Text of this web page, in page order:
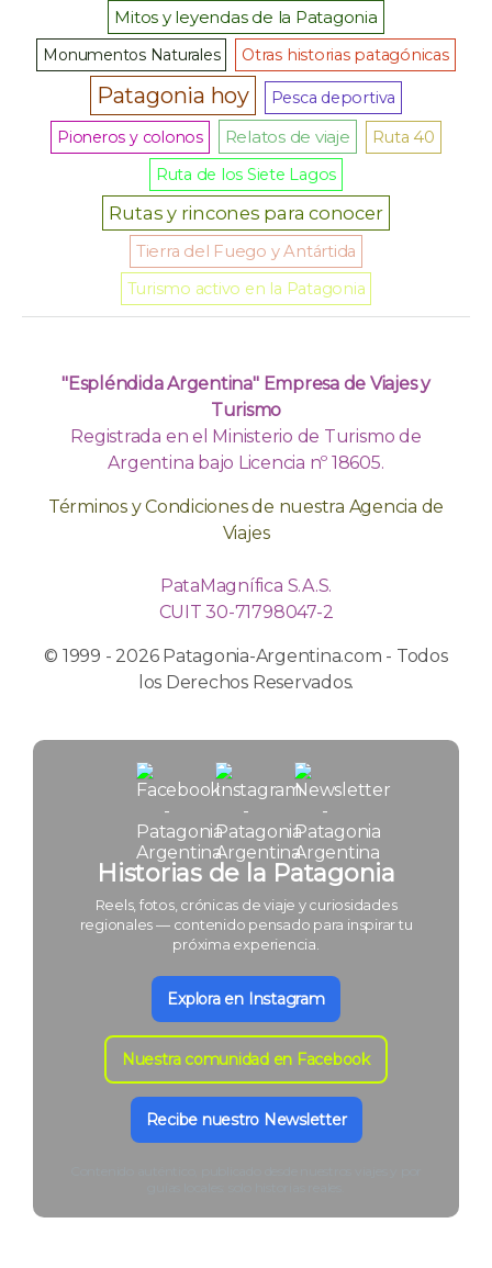
Mitos y leyendas de la Patagonia
Monumentos Naturales Otras historias patagónicas
Patagonia hoy
Pesca deportiva
Pioneros y colonos
Relatos de viaje
Ruta 40
Ruta de los Siete Lagos
Rutas y rincones para conocer
Tierra del Fuego y Antártida
Turismo activo en la Patagonia
"Espléndida Argentina" Empresa de Viajes y
Turismo
Registrada en el Ministerio de Turismo de
Argentina bajo Licencia nº 18605.
Términos y Condiciones de nuestra Agencia de
Viajes
PataMagnífica S.A.S.
CUIT 30-71798047-2
© 1999 - 2026 Patagonia-Argentina.com - Todos
los Derechos Reservados.
Historias de la Patagonia
Reels, fotos, crónicas de viaje y curiosidades
regionales — contenido pensado para inspirar tu
próxima experiencia.
Explora en Instagram
Nuestra comunidad en Facebook
Recibe nuestro Newsletter